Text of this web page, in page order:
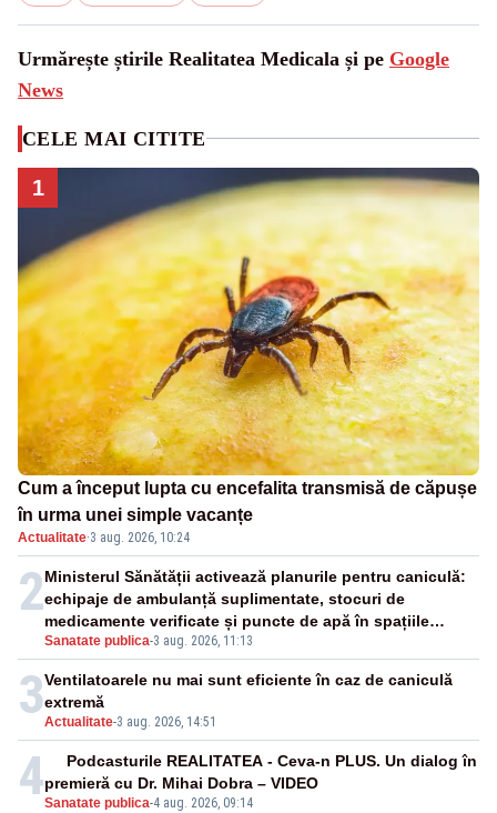
Urmărește știrile Realitatea Medicala și pe Google
News
CELE MAI CITITE
1
Cum a început lupta cu encefalita transmisă de căpușe
în urma unei simple vacanțe
Actualitate·3 aug. 2026, 10:24
2
Sanatate publica-3 aug. 2026, 11:13
Ministerul Sănătății activează planurile pentru caniculă:
echipaje de ambulanță suplimentate, stocuri de
medicamente verificate și puncte de apă în spațiile
publice
3Actualitate-3 aug. 2026, 14:51
Ventilatoarele nu mai sunt eficiente în caz de caniculă
extremă
4Sanatate publica-4 aug. 2026, 09:14
Podcasturile REALITATEA - Ceva-n PLUS. Un dialog în
premieră cu Dr. Mihai Dobra – VIDEO